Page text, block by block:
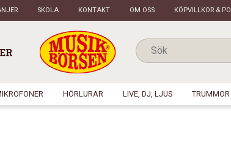
SKOLA KONTAKT OM OSS KÖPVILLKOR &
HÖRLURAR LIVE, DJ, LJUS TRUMMOR